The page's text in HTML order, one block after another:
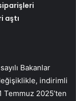
aştı
Bakanlar
indirimli
Temmuz 2025’ten